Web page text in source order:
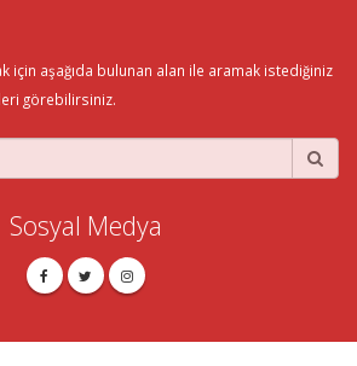
için aşağıda bulunan alan ile aramak istediğiniz
görebilirsiniz.
Sosyal Medya